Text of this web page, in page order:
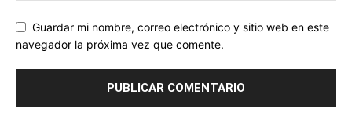
Guardar mi nombre, correo electrónico y sitio web en este
navegador la próxima vez que comente.